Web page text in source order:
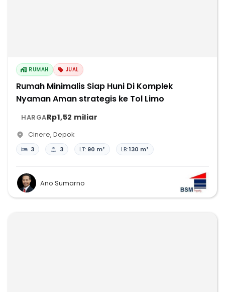
RUMAH JUAL
Rumah Minimalis Siap Huni Di Komplek
Nyaman Aman strategis ke Tol Limo
HARGARp1,52 miliar
Cinere, Depok
3 3 LT: 90 m² LB:130 m²
Ano Sumarno